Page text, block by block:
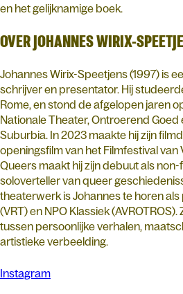
en het gelijknamige boek.
OVER JOHANNES WIRIX-
Johannes Wirix-Speetjens (1997) is
schrijver en presentator. Hij
Rome, en stond de afgelopen jaren
Nationale Theater, Ontroerend
Suburbia. In 2023 maakte hij zijn
openingsfilm van het Filmfestival van
Queers maakt hij zijn debuut als
soloverteller van queer
theaterwerk is Johannes te horen
(VRT) en NPO Klassiek
tussen persoonlijke verhalen,
artistieke verbeelding.
Instagram